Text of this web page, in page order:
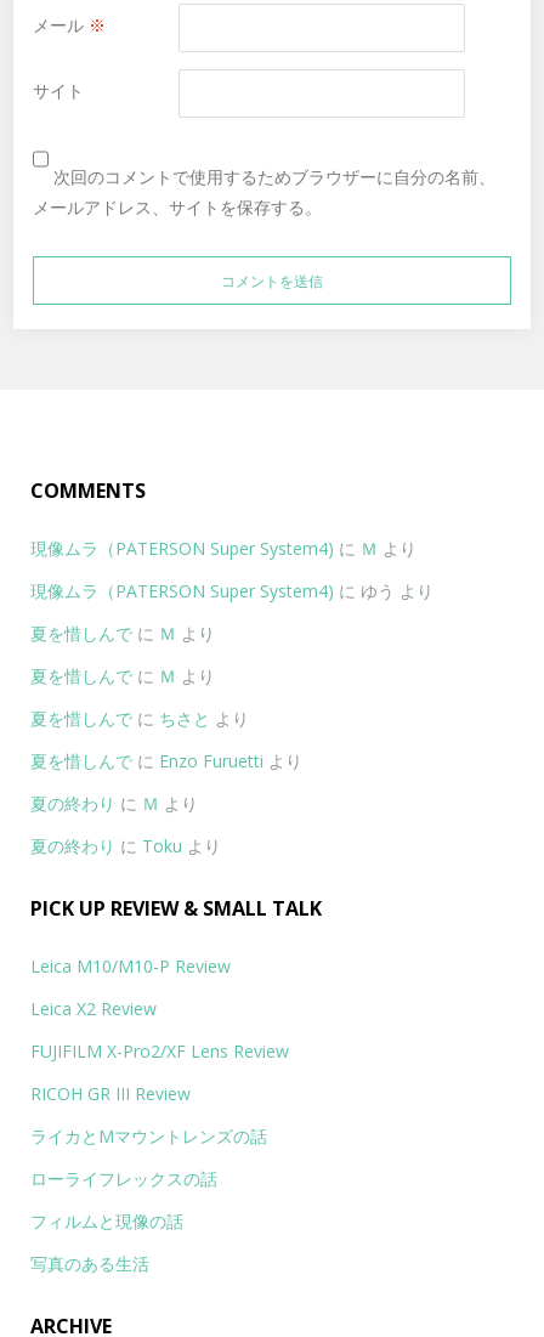
メール ※
サイト
次回のコメントで使用するためブラウザーに自分の名前、
メールアドレス、サイトを保存する。
COMMENTS
現像ムラ（PATERSON Super System4) に Ｍ より
現像ムラ（PATERSON Super System4) に ゆう より
夏を惜しんで に Ｍ より
夏を惜しんで に Ｍ より
夏を惜しんで に ちさと より
夏を惜しんで に Enzo Furuetti より
夏の終わり に Ｍ より
夏の終わり に Toku より
PICK UP REVIEW & SMALL TALK
Leica M10/M10-P Review
Leica X2 Review
FUJIFILM X-Pro2/XF Lens Review
RICOH GR III Review
ライカとMマウントレンズの話
ローライフレックスの話
フィルムと現像の話
写真のある生活
ARCHIVE